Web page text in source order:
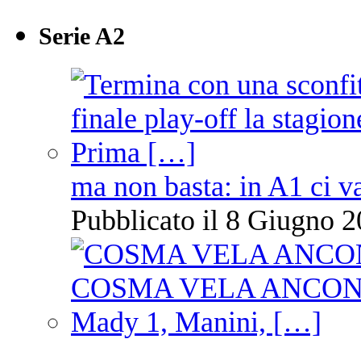
Serie A2
ma non basta: in A1 ci
Pubblicato il 8 Giugno